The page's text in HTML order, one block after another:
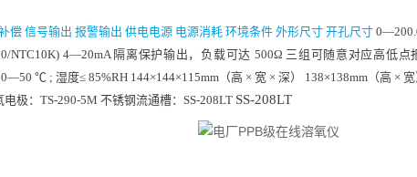
偿 信号输出 报警输出 供电电源 电源消耗 环境条件 外形尺寸 开孔尺寸
NTC10K) 4—20mA 隔离保护输出，负载可达 500Ω 三组可随意对应高低点
℃ ; 湿度≤ 85%RH 144×144×115mm（高 × 宽 × 深） 138×138mm（高 × 宽
电极：TS-290-5M 不锈钢流通槽：SS-208LT SS-208LT